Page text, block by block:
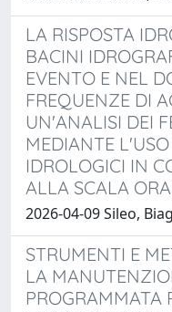
LA RISPOSTA
BACINI
EVENTO E NEL
FREQUENZE DI
UN'ANALISI DEI
MEDIANTE
IDROLOGICI IN
ALLA SCALA
2026-04-09 Sileo,
STRUMENTI E
LA
PROGRAMMATA